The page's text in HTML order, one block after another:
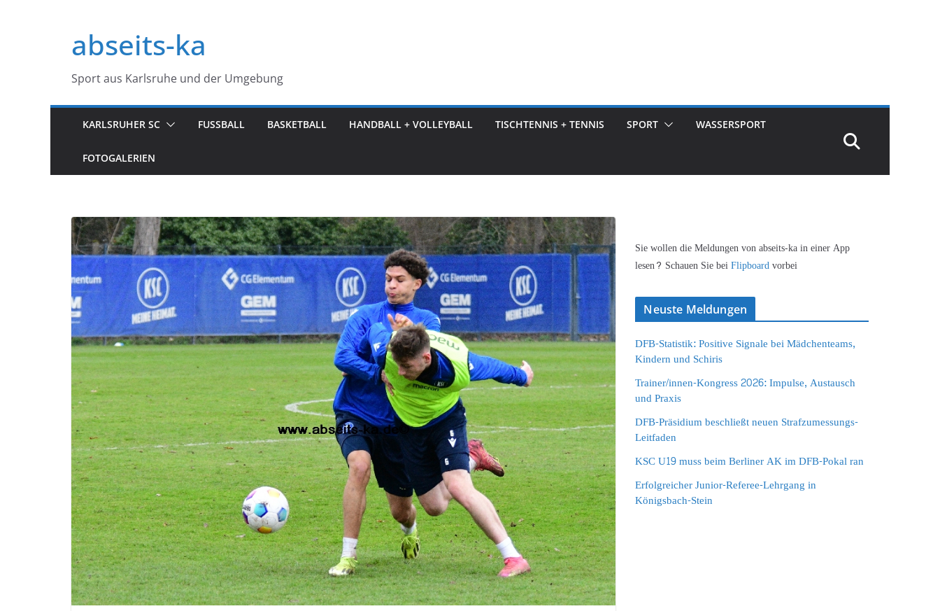
springenabseits-ka
Sport aus Karlsruhe und der Umgebung
KARLSRUHER SC FUSSBALL BASKETBALL HANDBALL + VOLLEYBALL TISCHTENNIS + TENNIS SPORT WASSERSPORT
FOTOGALERIEN
Sie wollen die Meldungen von abseits-ka in einer App
lesen? Schauen Sie beiFlipboardvorbei
Neuste Meldungen
DFB-Statistik: Positive Signale bei Mädchenteams,
Kindern und Schiris
Trainer/innen-Kongress 2026: Impulse, Austausch
und Praxis
DFB-Präsidium beschließt neuen Strafzumessungs-
Leitfaden
KSC U19 muss beim Berliner AK im DFB-Pokal ran
Erfolgreicher Junior-Referee-Lehrgang in
Königsbach-Stein